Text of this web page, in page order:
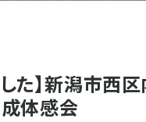
た】新潟市西区
体感会